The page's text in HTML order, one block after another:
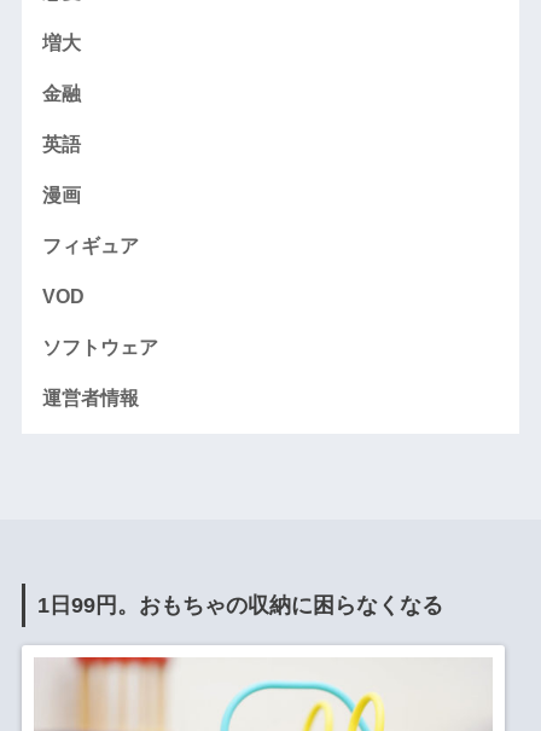
増大
金融
英語
漫画
フィギュア
VOD
ソフトウェア
運営者情報
1日99円。おもちゃの収納に困らなくなる